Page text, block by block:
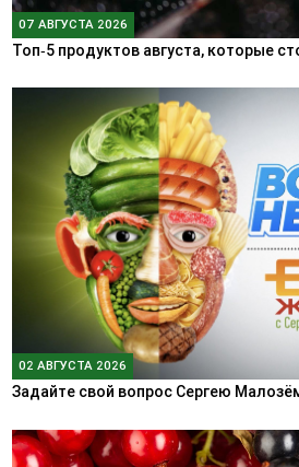
07 АВГУСТА 2026
Топ‑5 продуктов августа, которые
02 АВГУСТА 2026
Задайте свой вопрос Сергею